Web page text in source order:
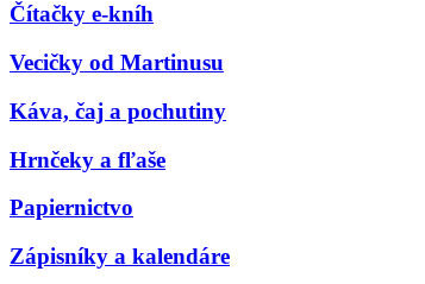
Čítačky e-kníh
Vecičky od Martinusu
Káva, čaj a pochutiny
Hrnčeky a fľaše
Papiernictvo
Zápisníky a kalendáre